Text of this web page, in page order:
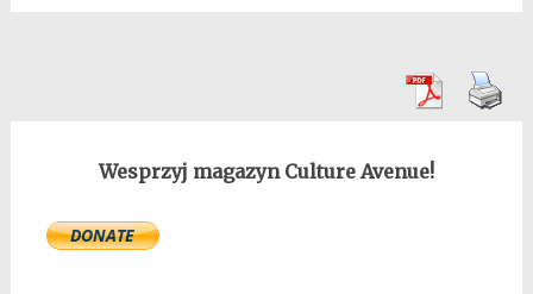
Wesprzyj magazyn Culture Avenue!